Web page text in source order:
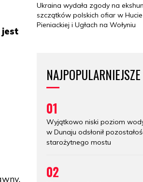
jest
Ukraina wydała zgody na
szczątków polskich ofiar w Hucie
Pieniackiej i Ugłach na Wołyniu
NAJPOPULARNIEJSZE
01
Wyjątkowo niski poziom
w Dunaju odsłonił
starożytnego mostu
02